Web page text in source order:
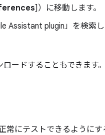
]）に移動します。
Assistant plugin」を検索し
ードすることもできます。
にテストできるようにす